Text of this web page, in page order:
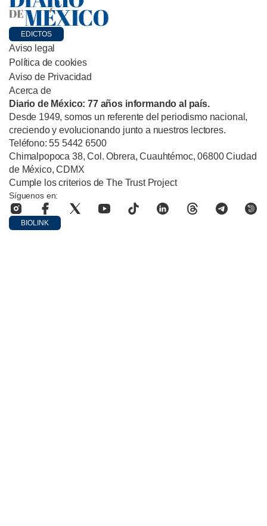
EDICTOS
Aviso legal
Política de cookies
Aviso de Privacidad
Acerca de
Diario de México: 77 años informando al país.
Desde 1949, somos un referente del periodismo nacional,
creciendo y evolucionando junto a nuestros lectores.
Teléfono: 55 5442 6500
Chimalpopoca 38, Col. Obrera, Cuauhtémoc, 06800 Ciudad
de México, CDMX
Cumple los criterios de The Trust Project
Síguenos en:
BIOLINK